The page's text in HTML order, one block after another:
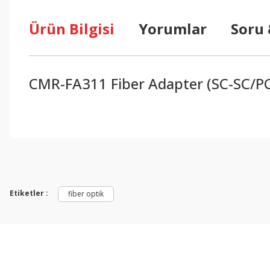
Ürün Bilgisi Yorumlar Soru
CMR-FA311 Fiber Adapter (SC-SC/
Ürün açıklamasında eksik bilgiler bulunuyor.
Ürün bilgilerinde hatalar bulunuyor.
Etiketler : fiber optik